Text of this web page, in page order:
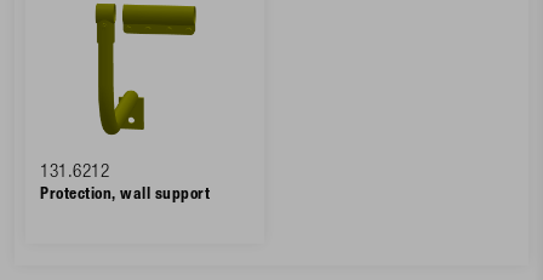
131.6212
Protection, wall support